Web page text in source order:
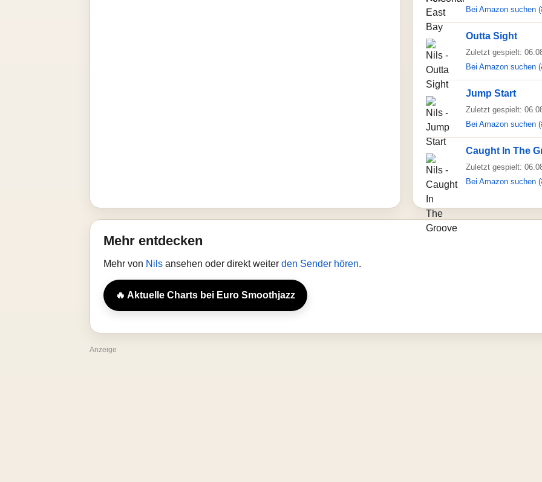
Bei Amazon suchen
Outta Sight
Zuletzt gespielt:
Bei Amazon suchen
Jump Start
Zuletzt gespielt:
Bei Amazon suchen
Caught In The
Zuletzt gespielt:
Bei Amazon suchen
Mehr entdecken
Mehr von Nils ansehen oder direkt weiter den Sender hören.
🔥 Aktuelle Charts bei Euro Smoothjazz
Anzeige